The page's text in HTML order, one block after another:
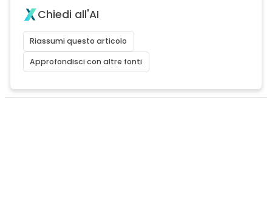
Chiedi all'AI
Riassumi questo articolo
Approfondisci con altre fonti